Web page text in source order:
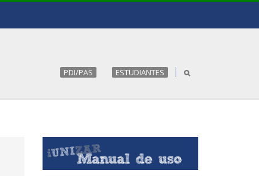
PDI/PAS ESTUDIANTES